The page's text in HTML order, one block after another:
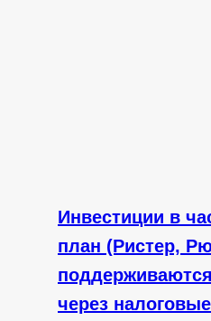
Инвестиции в
план (Ристер,
через